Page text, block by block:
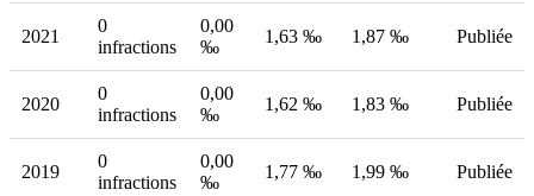
2021
0
infractions
0,00
‰
1,63 ‰ 1,87 ‰ Publiée
2020
0
infractions
0,00
‰
1,62 ‰ 1,83 ‰ Publiée
2019
0
infractions
0,00
‰
1,77 ‰ 1,99 ‰ Publiée